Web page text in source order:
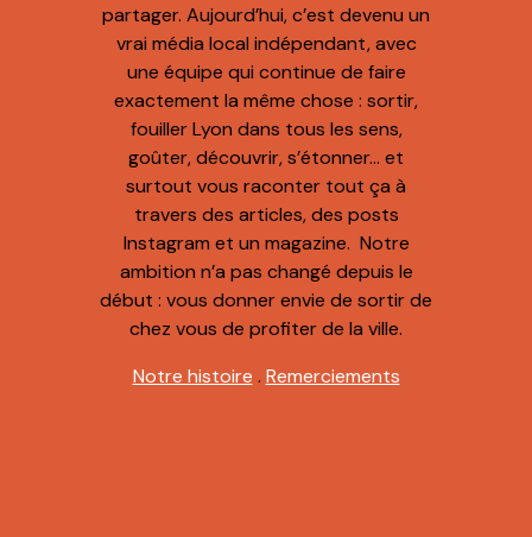
partager. Aujourd’hui, c’est devenu un
vrai média local indépendant, avec
une équipe qui continue de faire
exactement la même chose : sortir,
fouiller Lyon dans tous les sens,
goûter, découvrir, s’étonner… et
surtout vous raconter tout ça à
travers des articles, des posts
Instagram et un magazine. Notre
ambition n’a pas changé depuis le
début : vous donner envie de sortir de
chez vous de profiter de la ville.
Notre histoire . Remerciements